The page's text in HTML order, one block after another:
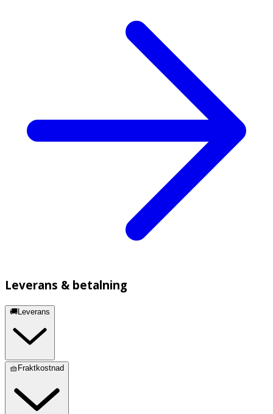
Leverans & betalning
🚚Leverans
🧺Fraktkostnad